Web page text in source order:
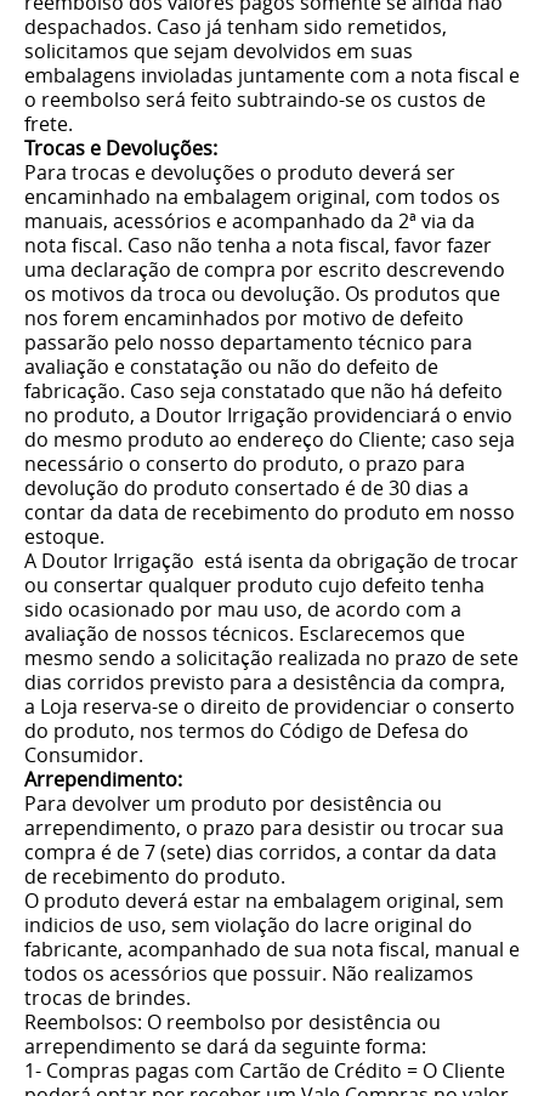
despachados. Caso já tenham sido remetidos,
solicitamos que sejam devolvidos em suas
embalagens invioladas juntamente com a nota fiscal e
o reembolso será feito subtraindo-se os custos de
frete.
Trocas e Devoluções:
Para trocas e devoluções o produto deverá ser
encaminhado na embalagem original, com todos os
manuais, acessórios e acompanhado da 2ª via da
nota fiscal. Caso não tenha a nota fiscal, favor fazer
uma declaração de compra por escrito descrevendo
os motivos da troca ou devolução. Os produtos que
nos forem encaminhados por motivo de defeito
passarão pelo nosso departamento técnico para
avaliação e constatação ou não do defeito de
fabricação. Caso seja constatado que não há defeito
no produto, a Doutor Irrigação providenciará o envio
do mesmo produto ao endereço do Cliente; caso seja
necessário o conserto do produto, o prazo para
devolução do produto consertado é de 30 dias a
contar da data de recebimento do produto em nosso
estoque.
A Doutor Irrigação está isenta da obrigação de trocar
ou consertar qualquer produto cujo defeito tenha
sido ocasionado por mau uso, de acordo com a
avaliação de nossos técnicos. Esclarecemos que
mesmo sendo a solicitação realizada no prazo de sete
dias corridos previsto para a desistência da compra,
a Loja reserva-se o direito de providenciar o conserto
do produto, nos termos do Código de Defesa do
Consumidor.
Arrependimento:
Para devolver um produto por desistência ou
arrependimento, o prazo para desistir ou trocar sua
compra é de 7 (sete) dias corridos, a contar da data
de recebimento do produto.
O produto deverá estar na embalagem original, sem
indi­cios de uso, sem violação do lacre original do
fabricante, acompanhado de sua nota fiscal, manual e
todos os acessórios que possuir. Não realizamos
trocas de brindes.
Reembolsos: O reembolso por desistência ou
arrependimento se dará da seguinte forma:
1- Compras pagas com Cartão de Crédito = O Cliente